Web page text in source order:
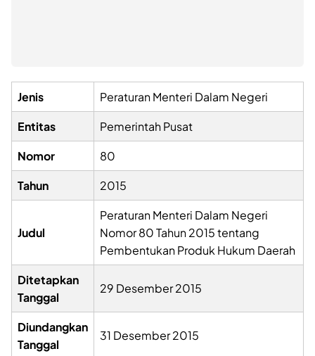
Jenis
Peraturan Menteri Dalam Negeri
Entitas
Pemerintah Pusat
Nomor
80
Tahun
2015
Judul
Peraturan Menteri Dalam Negeri
Nomor 80 Tahun 2015 tentang
Pembentukan Produk Hukum Daerah
Ditetapkan
Tanggal
29 Desember 2015
Diundangkan
Tanggal
31 Desember 2015